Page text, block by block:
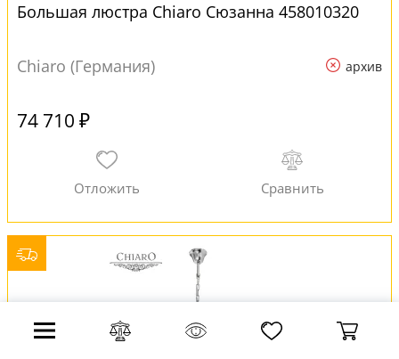
Большая люстра Chiaro Сюзанна 458010320
Chiaro (Германия) архив
74 710 ₽